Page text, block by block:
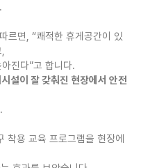
르면, “쾌적한 휴게공간이 있
진다”고 합니다.
설이 잘 갖춰진 현장에서 안전
착용 교육 프로그램을 현장에